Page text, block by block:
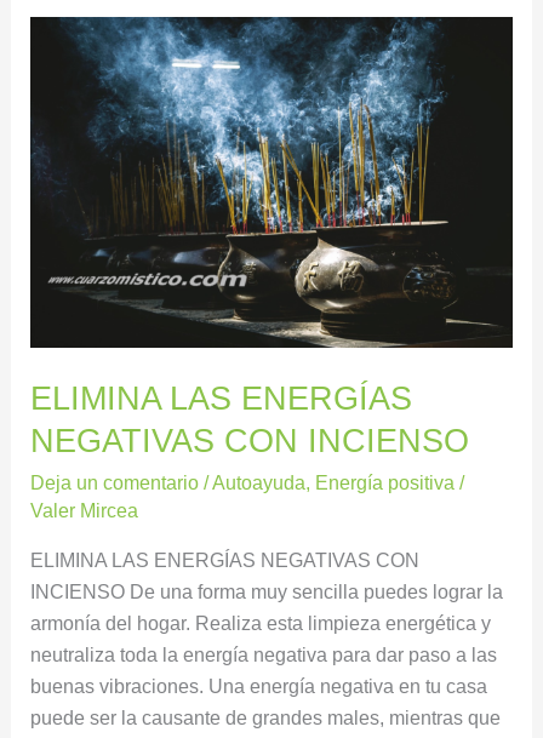
ELIMINA LAS ENERGÍAS
NEGATIVAS CON INCIENSO
Deja un comentario /Autoayuda, Energía positiva /
Valer Mircea
ELIMINA LAS ENERGÍAS NEGATIVAS CON
INCIENSO De una forma muy sencilla puedes lograr la
armonía del hogar. Realiza esta limpieza energética y
neutraliza toda la energía negativa para dar paso a las
buenas vibraciones. Una energía negativa en tu casa
puede ser la causante de grandes males, mientras que
ELIMINA
ENERGÍAS
NEGATIVAS
CON
INCIENSO